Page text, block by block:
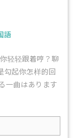
語
轻轻跟着哼？聊
勾起你怎样的回
一曲はあります